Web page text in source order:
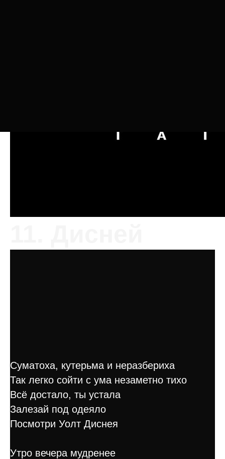
Суматоха, кутерьма и неразбериха
Так легко сойти с ума незаметно тихо
Всё достало, ты устала
Залезай под одеяло
Посмотри Уолт Диснея
Утро вечера мудренее